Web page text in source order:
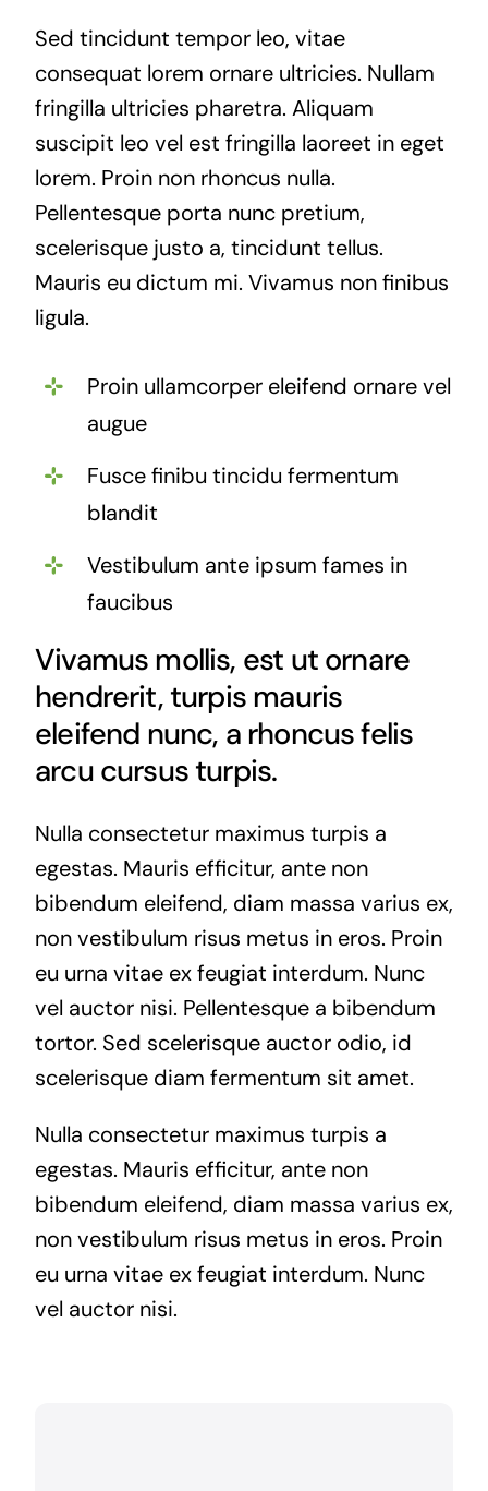
Sed tincidunt tempor leo, vitae
consequat lorem ornare ultricies. Nullam
fringilla ultricies pharetra. Aliquam
suscipit leo vel est fringilla laoreet in eget
lorem. Proin non rhoncus nulla.
Pellentesque porta nunc pretium,
scelerisque justo a, tincidunt tellus.
Mauris eu dictum mi. Vivamus non finibus
ligula.
Proin ullamcorper eleifend ornare vel
augue
Fusce finibu tincidu fermentum
blandit
Vestibulum ante ipsum fames in
faucibus
Vivamus mollis, est ut ornare
hendrerit, turpis mauris
eleifend nunc, a rhoncus felis
arcu cursus turpis.
Nulla consectetur maximus turpis a
egestas. Mauris efficitur, ante non
bibendum eleifend, diam massa varius ex,
non vestibulum risus metus in eros. Proin
eu urna vitae ex feugiat interdum. Nunc
vel auctor nisi. Pellentesque a bibendum
tortor. Sed scelerisque auctor odio, id
scelerisque diam fermentum sit amet.
Nulla consectetur maximus turpis a
egestas. Mauris efficitur, ante non
bibendum eleifend, diam massa varius ex,
non vestibulum risus metus in eros. Proin
eu urna vitae ex feugiat interdum. Nunc
vel auctor nisi.